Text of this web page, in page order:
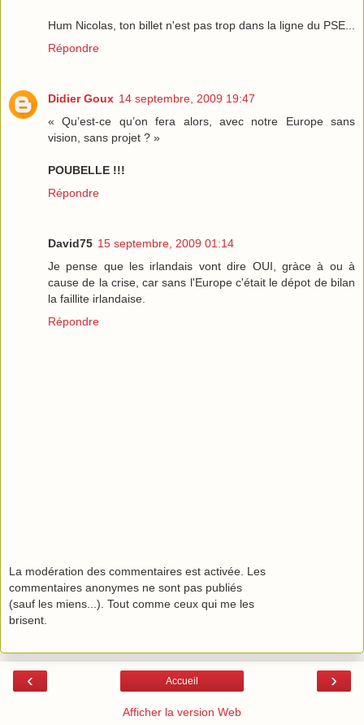
Hum Nicolas, ton billet n'est pas trop dans la ligne du PSE...
Répondre
Didier Goux 14 septembre, 2009 19:47
« Qu’est-ce qu’on fera alors, avec notre Europe sans
vision, sans projet ? »
POUBELLE !!!
Répondre
David75 15 septembre, 2009 01:14
Je pense que les irlandais vont dire OUI, gràce à ou à
cause de la crise, car sans l'Europe c'était le dépot de bilan
la faillite irlandaise.
Répondre
La modération des commentaires est activée. Les
commentaires anonymes ne sont pas publiés
(sauf les miens...). Tout comme ceux qui me les
brisent.
‹ ›
Accueil
Afficher la version Web